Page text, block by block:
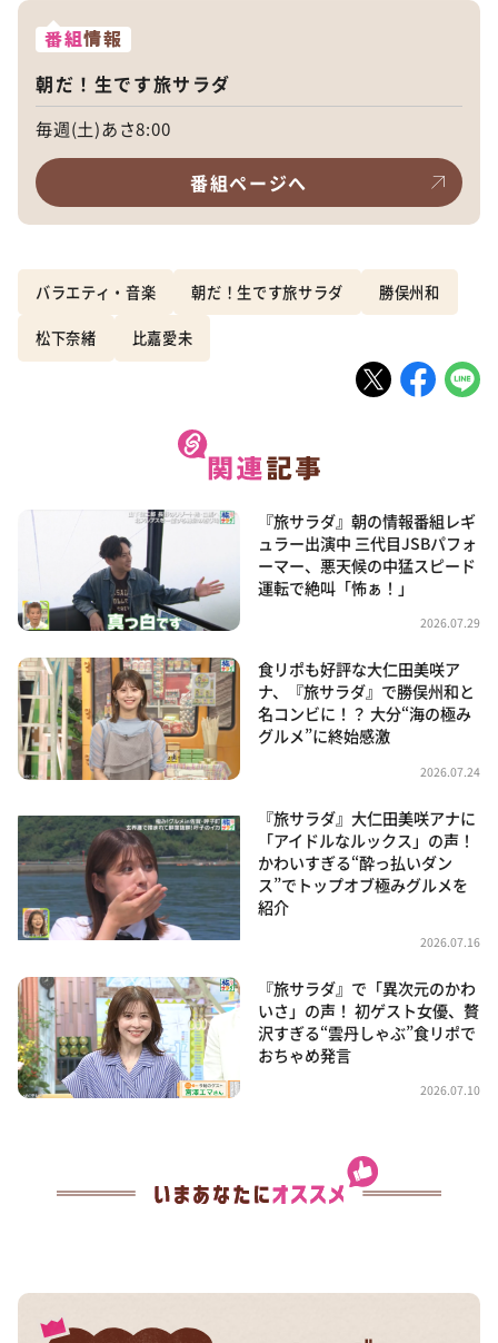
番組情報
朝だ！生です旅サラダ
毎週(土)あさ8:00
番組ページへ
バラエティ・音楽 朝だ！生です旅サラダ 勝俣州和
松下奈緒 比嘉愛未
『旅サラダ』朝の情報番組レギ
ュラー出演中 三代目JSBパフォ
ーマー、悪天候の中猛スピード
運転で絶叫「怖ぁ！」
2026.07.29
食リポも好評な大仁田美咲ア
ナ、『旅サラダ』で勝俣州和と
名コンビに！？ 大分“海の極み
グルメ”に終始感激
2026.07.24
『旅サラダ』大仁田美咲アナに
「アイドルなルックス」の声！
かわいすぎる“酔っ払いダン
ス”でトップオブ極みグルメを
紹介
2026.07.16
『旅サラダ』で「異次元のかわ
いさ」の声！ 初ゲスト女優、贅
沢すぎる“雲丹しゃぶ”食リポで
おちゃめ発言
2026.07.10